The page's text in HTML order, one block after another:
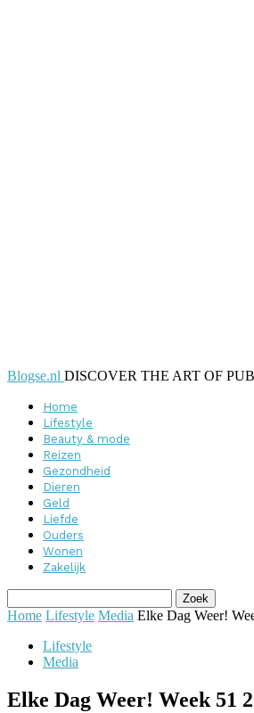
Blogse.nl DISCOVER THE ART OF
Home
Lifestyle
Beauty & mode
Reizen
Gezondheid
Dieren
Geld
Liefde
Ouders
Wonen
Zakelijk
Home Lifestyle Media Elke Dag Weer!
Lifestyle
Media
Elke Dag Weer! Week 51